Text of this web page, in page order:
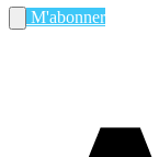
M'abonner